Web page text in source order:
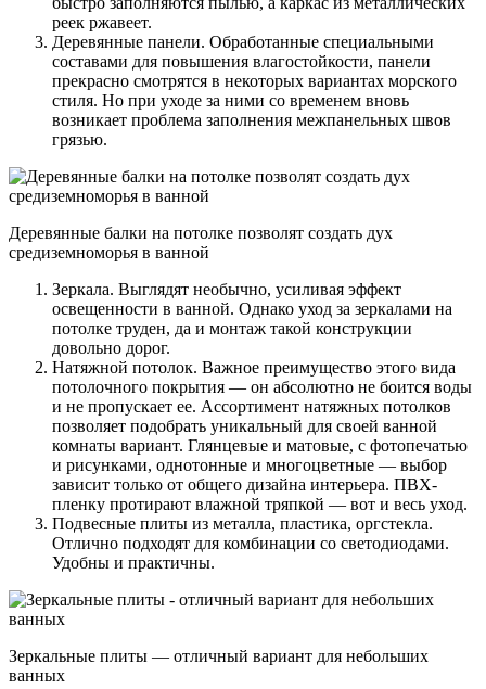
реек ржавеет.
Деревянные панели. Обработанные специальными
составами для повышения влагостойкости, панели
прекрасно смотрятся в некоторых вариантах морского
стиля. Но при уходе за ними со временем вновь
возникает проблема заполнения межпанельных швов
грязью.
Деревянные балки на потолке позволят создать дух
средиземноморья в ванной
Зеркала. Выглядят необычно, усиливая эффект
освещенности в ванной. Однако уход за зеркалами на
потолке труден, да и монтаж такой конструкции
довольно дорог.
Натяжной потолок. Важное преимущество этого вида
потолочного покрытия — он абсолютно не боится воды
и не пропускает ее. Ассортимент натяжных потолков
позволяет подобрать уникальный для своей ванной
комнаты вариант. Глянцевые и матовые, с фотопечатью
и рисунками, однотонные и многоцветные — выбор
зависит только от общего дизайна интерьера. ПВХ-
пленку протирают влажной тряпкой — вот и весь уход.
Подвесные плиты из металла, пластика, оргстекла.
Отлично подходят для комбинации со светодиодами.
Удобны и практичны.
Зеркальные плиты — отличный вариант для небольших
ванных